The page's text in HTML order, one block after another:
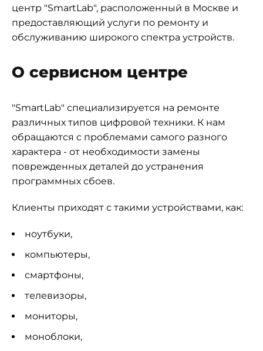
центр "SmartLab", расположенный в Москве и
предоставляющий услуги по ремонту и
обслуживанию широкого спектра устройств.
О сервисном центре
"SmartLab" специализируется на ремонте
различных типов цифровой техники. К нам
обращаются с проблемами самого разного
характера - от необходимости замены
поврежденных деталей до устранения
программных сбоев.
Клиенты приходят с такими устройствами, как:
ноутбуки,
компьютеры,
смартфоны,
телевизоры,
мониторы,
моноблоки,